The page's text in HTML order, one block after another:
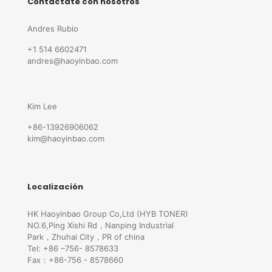
Andres Rubio
+1 514 6602471
andres@haoyinbao.com
Kim Lee
+86-13926906062
kim@haoyinbao.com
Localización
HK Haoyinbao Group Co,Ltd (HYB TONER)
NO.6,Ping Xishi Rd，Nanping Industrial
Park，Zhuhai City，PR of china
Tel: +86 –756- 8578633
Fax：+86-756 - 8578660